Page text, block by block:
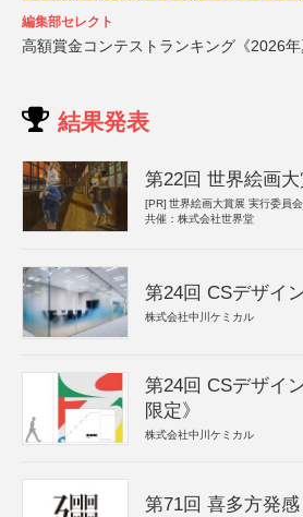
編集部セレクト
高額賞金コンテストランキング《2026年
結果発表
第22回 世界絵画
[PR] 世界絵画大賞展 実行委員会
共催：株式会社世界堂
第24回 CSデザイ
株式会社中川ケミカル
第24回 CSデザイ
限定》
株式会社中川ケミカル
第71回 喜多方発